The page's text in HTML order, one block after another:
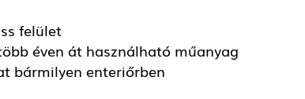
felület
éven át használható műanyag
bármilyen enteriőrben